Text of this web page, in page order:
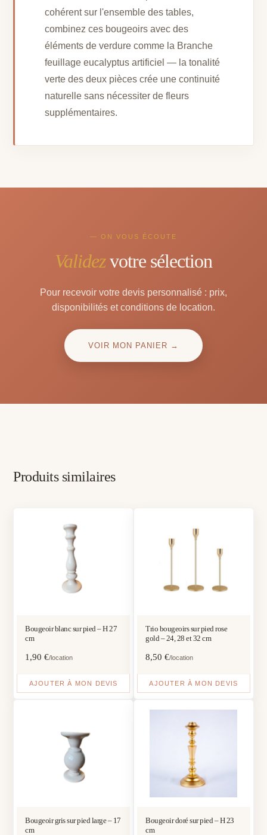
cohérent sur l'ensemble des tables,
combinez ces bougeoirs avec des
éléments de verdure comme la Branche
feuillage eucalyptus artificiel — la tonalité
verte des deux pièces crée une continuité
naturelle sans nécessiter de fleurs
supplémentaires.
— ON VOUS ÉCOUTE
Validezvotre sélection
Pour recevoir votre devis personnalisé : prix,
disponibilités et conditions de location.
VOIR MON PANIER →
Produits similaires
Bougeoir blanc sur pied – H 27
cm
1,90€/location
AJOUTER À MON DEVIS
Trio bougeoirs sur pied rose
gold – 24, 28 et 32 cm
8,50 €/location
AJOUTER À MON DEVIS
Bougeoir gris sur pied large – 17
cm
Bougeoir doré sur pied – H 23
cm